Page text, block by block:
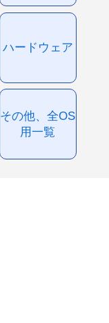
ハードウェア
その他、全OS
用一覧